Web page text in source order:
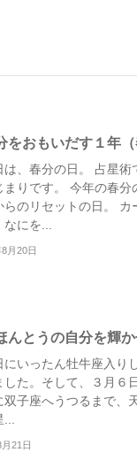
おもいだす１年（
は、春分の日。 占星
りです。 今年の春
らのリセットの日。
にを...
月20日
んとうの自分を輝
にいったん牡牛座入り
た。そして、３月６
双子座へうつるまで、
21日